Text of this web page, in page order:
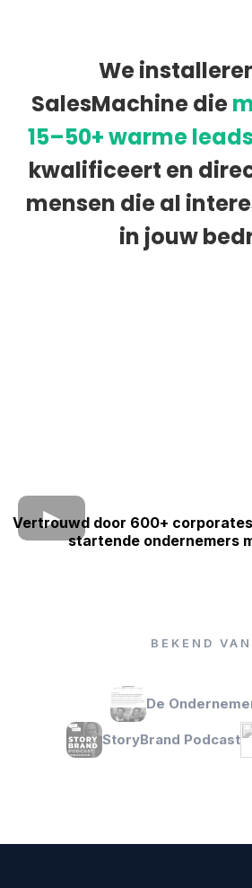
We
SalesMachine die
15–50+ warme
kwalificeert en
mensen die al
in jouw
Vertrouwd door 600+
startende ondernemers
BEKEND VAN
De
StoryBrand Podcast